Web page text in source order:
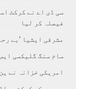
سی ڈی اے نے کرکٹ
فیصلہ کر لیا
مشرقی ایشیا ‘بے
سام سنگ گلیکسی ایس 27 الٹرا سے ایک کیمرا ہٹا دے
امریکی خزانہ نے